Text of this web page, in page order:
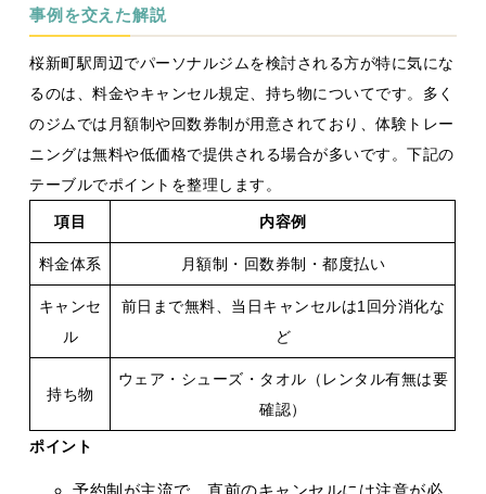
事例を交えた解説
桜新町駅周辺でパーソナルジムを検討される方が特に気にな
るのは、料金やキャンセル規定、持ち物についてです。多く
のジムでは月額制や回数券制が用意されており、体験トレー
ニングは無料や低価格で提供される場合が多いです。下記の
テーブルでポイントを整理します。
項目 内容例
料金体系 月額制・回数券制・都度払い
キャンセ
ル
前日まで無料、当日キャンセルは1回分消化な
ど
持ち物
ウェア・シューズ・タオル（レンタル有無は要
確認）
ポイント